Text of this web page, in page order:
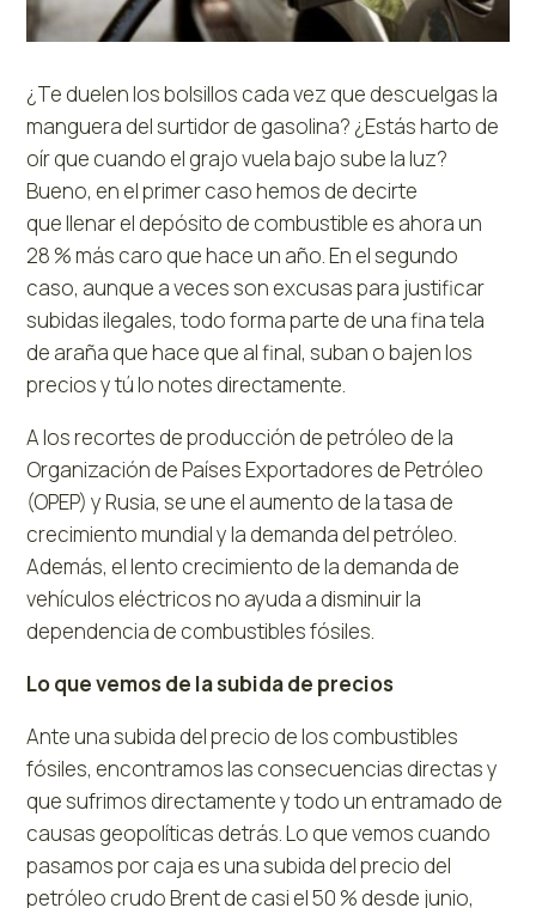
¿Te duelen los bolsillos cada vez que descuelgas la
manguera del surtidor de gasolina? ¿Estás harto de
oír que cuando el grajo vuela bajo sube la luz?
Bueno, en el primer caso hemos de decirte
que llenar el depósito de combustible es ahora un
28 % más caro que hace un año. En el segundo
caso, aunque a veces son excusas para justificar
subidas ilegales, todo forma parte de una fina tela
de araña que hace que al final, suban o bajen los
precios y tú lo notes directamente.
A los recortes de producción de petróleo de la
Organización de Países Exportadores de Petróleo
(OPEP) y Rusia, se une el aumento de la tasa de
crecimiento mundial y la demanda del petróleo.
Además, el lento crecimiento de la demanda de
vehículos eléctricos no ayuda a disminuir la
dependencia de combustibles fósiles.
Lo que vemos de la subida de precios
Ante una subida del precio de los combustibles
fósiles, encontramos las consecuencias directas y
que sufrimos directamente y todo un entramado de
causas geopolíticas detrás. Lo que vemos cuando
pasamos por caja es una subida del precio del
petróleo crudo Brent de casi el 50 % desde junio,